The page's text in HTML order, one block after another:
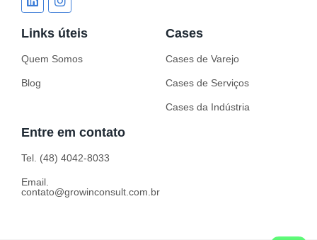
Links úteis
Quem Somos
Blog
Cases
Cases de Varejo
Cases de Serviços
Cases da Indústria
Entre em contato
Tel. (48) 4042-8033
Email.
contato@growinconsult.com.br